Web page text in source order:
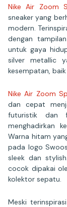
Nike Air Zoom
sneaker yang
modern.
dengan
untuk gaya
silver metallic
kesempatan,
Nike Air Zoom
dan cepat
futuristik dan
menghadirkan
Warna hitam
pada logo
sleek dan
cocok dipakai
kolektor sepatu.
Meski